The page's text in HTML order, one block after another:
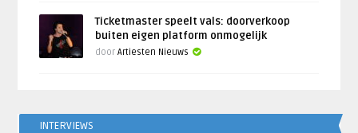
Ticketmaster speelt vals: doorverkoop
buiten eigen platform onmogelijk
doorArtiesten Nieuws
INTERVIEWS